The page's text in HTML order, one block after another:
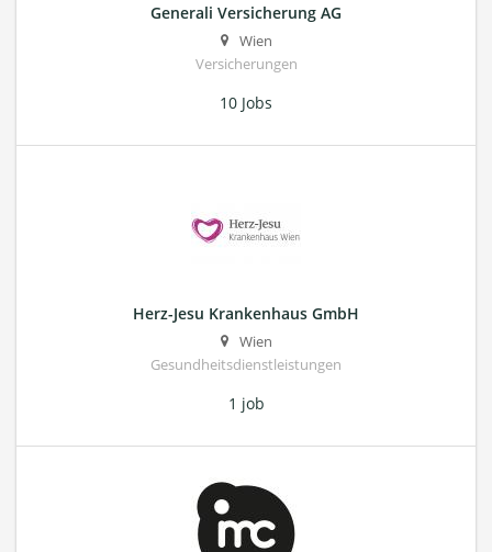
Generali Versicherung AG
Wien
Versicherungen
10 Jobs
Herz-Jesu Krankenhaus GmbH
Wien
Gesundheitsdienstleistungen
1 job